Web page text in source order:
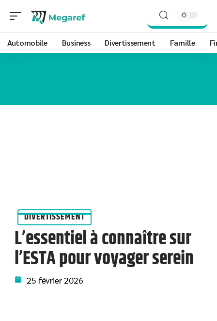
Automobile Business Divertissement Famille
DIVERTISSEMENT
L’essentiel à connaître sur
l’ESTA pour voyager serein
25 février 2026